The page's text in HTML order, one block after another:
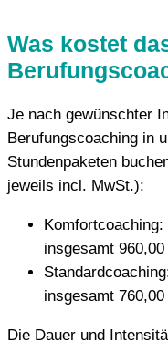
Was kostet
Je nach gewünschter
Berufungscoaching in
Stundenpaketen
jeweils incl. MwSt.):
insgesamt 960,00
insgesamt 760,00
Die Dauer und